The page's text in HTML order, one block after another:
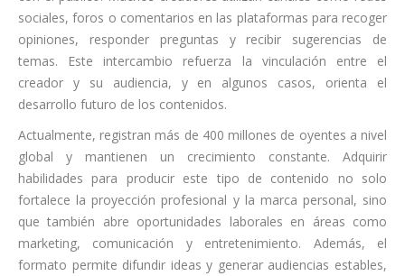
sociales, foros o comentarios en las plataformas para recoger
opiniones, responder preguntas y recibir sugerencias de
temas. Este intercambio refuerza la vinculación entre el
creador y su audiencia, y en algunos casos, orienta el
desarrollo futuro de los contenidos.
Actualmente, registran más de 400 millones de oyentes a nivel
global y mantienen un crecimiento constante. Adquirir
habilidades para producir este tipo de contenido no solo
fortalece la proyección profesional y la marca personal, sino
que también abre oportunidades laborales en áreas como
marketing, comunicación y entretenimiento. Además, el
formato permite difundir ideas y generar audiencias estables,